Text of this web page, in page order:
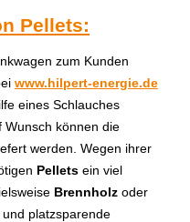
Pellets:
zum Kunden
www.hilpert-energie.de
eines Schlauches
Wunsch können die
werden. Wegen ihrer
Pellets ein viel
Brennholz oder
und platzsparende